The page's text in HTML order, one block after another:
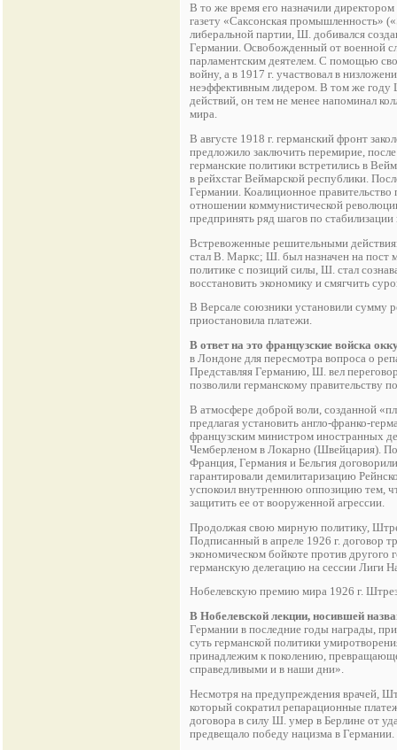
В то же время его назначили
газету «Саксонская промышленность»
либеральной партии, Ш. добивался
Германии. Освобожденный от военной
парламентским деятелем. С помощью
войну, а в 1917 г. участвовал в
неэффективным лидером. В том же году
действий, он тем не менее напоминал
мира.
В августе 1918 г. германский фронт
предложило заключить перемирие,
германские политики встретились в
в рейхстаг Веймарской республики.
Германии. Коалиционное
отношении коммунистической
предпринять ряд шагов по
Встревоженные решительными
стал В. Маркс; Ш. был назначен на пост
политике с позиций силы, Ш. стал
восстановить экономику и смягчить
В Версале союзники установили сумму
приостановила платежи.
В ответ на это французские войска
в Лондоне для пересмотра вопроса о
Представляя Германию, Ш. вел
позволили германскому правительству
В атмосфере доброй воли, созданной
предлагая установить англо-франко-
французским министром иностранных
Чемберленом в Локарно (Швейцария).
Франция, Германия и Бельгия
гарантировали демилитаризацию
успокоил внутреннюю оппозицию тем,
защитить ее от вооруженной агрессии.
Продолжая свою мирную политику,
Подписанный в апреле 1926 г. договор
экономическом бойкоте против другого
германскую делегацию на сессии Лиги
Нобелевскую премию мира 1926 г.
В Нобелевской лекции, носившей
Германии в последние годы награды,
суть германской политики
принадлежим к поколению,
справедливыми и в наши дни».
Несмотря на предупреждения врачей,
который сократил репарационные
договора в силу Ш. умер в Берлине от
предвещало победу нацизма в Германии.